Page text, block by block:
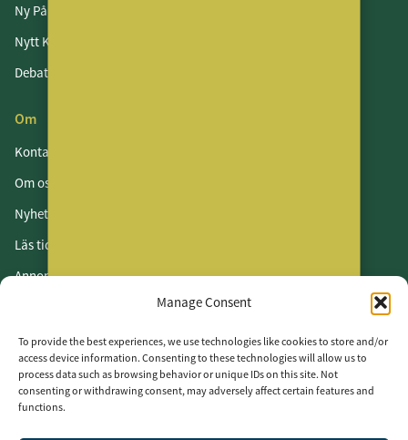
Manage Consent
To provide the best experiences, we use technologies like cookies to store and/or
access device information. Consenting to these technologies will allow us to
process data such as browsing behavior or unique IDs on this site. Not
consenting or withdrawing consent, may adversely affect certain features and
functions.
Ny På Jobbet
Nytt Kontor
Debatt
Om
Kontakt
Om oss
Nyhetsbrev
Läs tidningen
Annonsera
Vår integritetspolicy
Följ oss
LinkedIn